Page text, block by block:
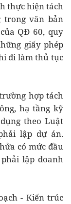
thực hiện tách
trong văn bản
QĐ 60, quy
giấy phép
đi làm thủ tục
hợp tách
hạ tầng kỹ
theo Luật
lập dự án.
có mức đầu
lập doanh
- Kiến trúc